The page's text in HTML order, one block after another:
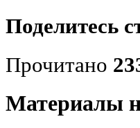
Поделитесь
Прочитано
Материалы